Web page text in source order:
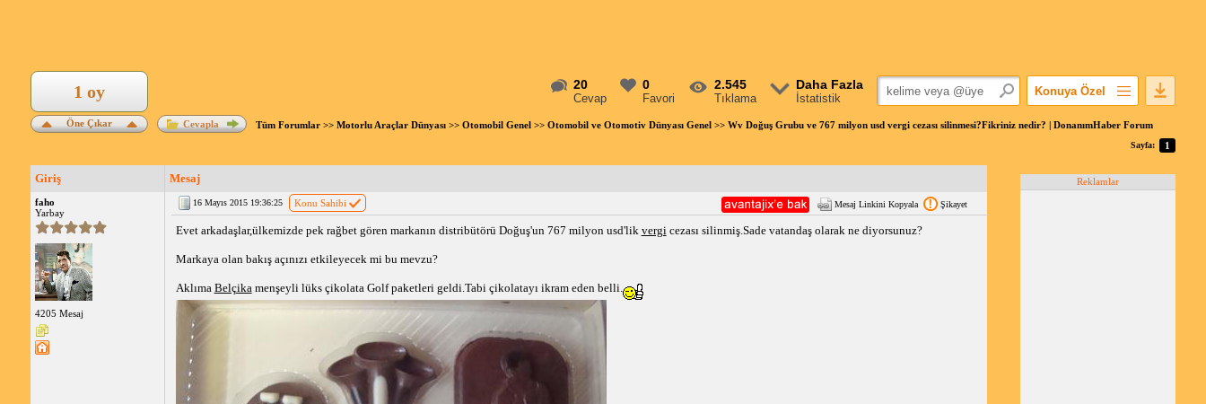
20
Cevap
0
Favori
2.545
Tıklama
Daha Fazla
İstatistik
Konuya Özel
Konuyu Açandan
Linkli Mesajlar
Öne Çıkar
1 oy
Cevapla Tüm Forumlar>> Motorlu Araçlar Dünyası>> Otomobil Genel>> Otomobil ve Otomotiv Dünyası Genel>> Wv Doğuş Grubu ve 767 milyon usd vergi cezası silinmesi?Fikriniz nedir? | DonanımHaber Forum
Sayfa: 1
Giriş Mesaj
faho
Yarbay
4205 Mesaj
16 Mayıs 2015 19:36:25 Konu Sahibi Mesaj Linkini Kopyala Şikayet
Evet arkadaşlar,ülkemizde pek rağbet gören markanın distribütörü Doğuş'un 767 milyon usd'lik vergicezası silinmiş.Sade vatandaş olarak ne diyorsunuz?
Markaya olan bakış açınızı etkileyecek mi bu mevzu?
Aklıma Belçikamenşeyli lüks çikolata Golf paketleri geldi.Tabi çikolatayı ikram eden belli.
Reklamlar